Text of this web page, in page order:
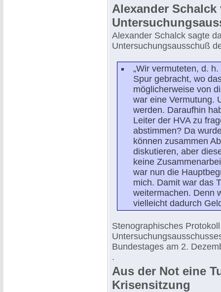
Alexander Schalck
Alexander Schalck sagte
Untersuchungsausschuß
„Wir vermuteten, d.
Spur gebracht, wo
möglicherweise von
war eine Vermutung.
werden. Daraufhin
Leiter der HVA zu
abstimmen? Da
können zusammen
diskutieren, aber
keine
war nun die
mich. Damit war das
weitermachen. Denn
vielleicht dadurch
Stenographisches
Bundestages am 2.
.
Aus der Not eine
Krisensitzung